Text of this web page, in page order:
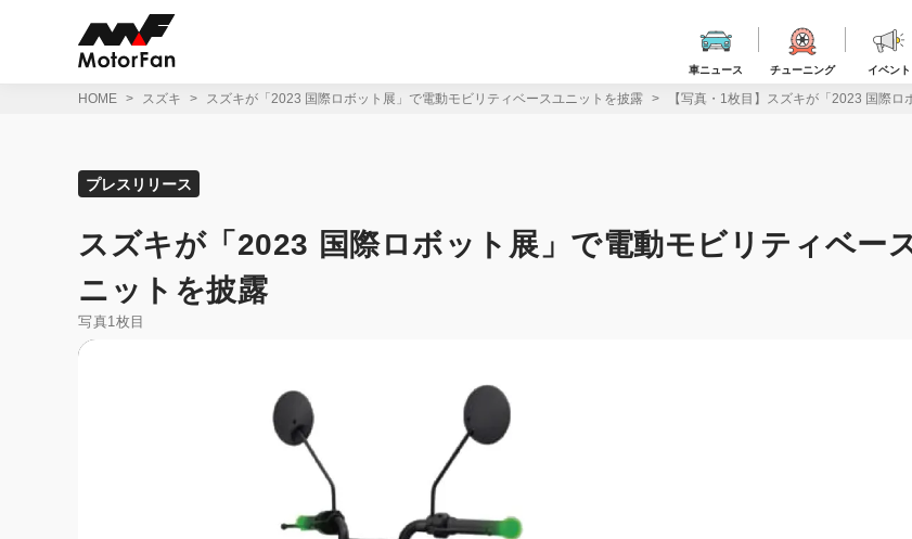
車ニュース チューニング イベント
HOME スズキ スズキが「2023 国際ロボット展」で電動モビリティベースユニットを披露 【写真・1枚目】スズキが「2023 国際
プレスリリース
スズキが「2023 国際ロボット展」で電動モビリティベー
ニットを披露
写真1枚目